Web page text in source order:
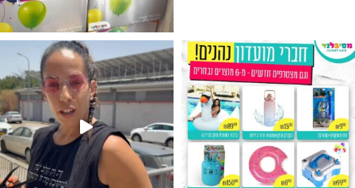
מין העובר רק במסיבלנד !! קיים